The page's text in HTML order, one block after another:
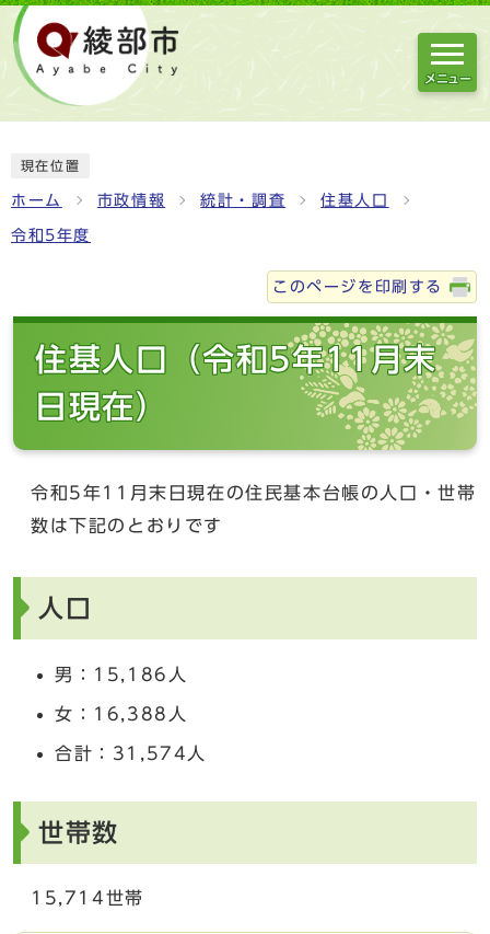
メニュー
現在位置
ホーム 市政情報 統計・調査 住基人口
令和5年度
このページを印刷する
住基人口（令和5年11月末
日現在）
令和5年11月末日現在の住民基本台帳の人口・世帯
数は下記のとおりです
人口
男：15,186人
女：16,388人
合計：31,574人
世帯数
15,714世帯